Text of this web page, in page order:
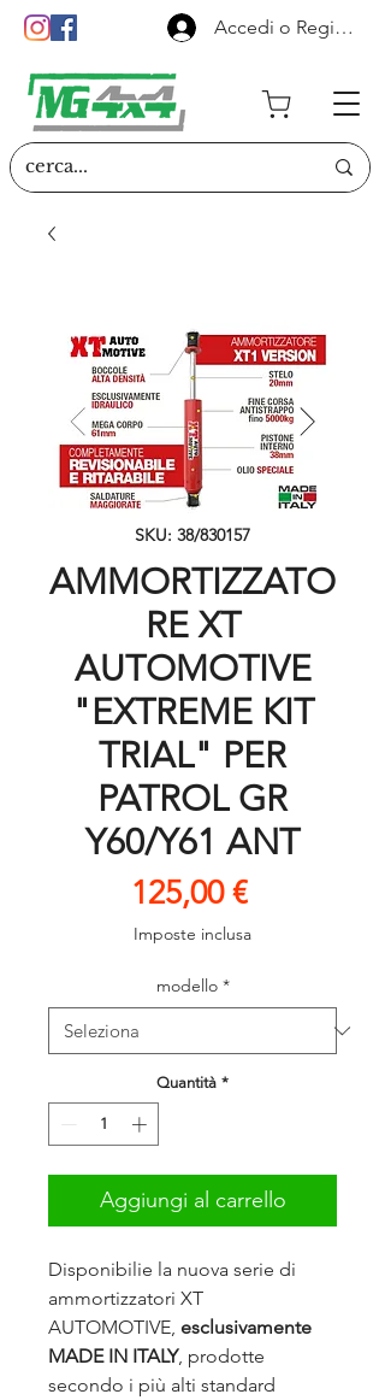
Accedi o Registrati
SKU: 38/830157
AMMORTIZZATO
RE XT
AUTOMOTIVE
"EXTREME KIT
TRIAL" PER
PATROL GR
Y60/Y61 ANT
125,00 €Prezzo
Imposte inclusa
modello *
Quantità *
Aggiungi al carrello
Disponibilie la nuova serie di
ammortizzatori XT
AUTOMOTIVE, esclusivamente
MADE IN ITALY, prodotte
secondo i più alti standard